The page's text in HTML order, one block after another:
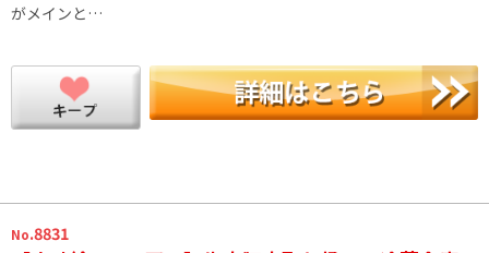
がメインと…
No.8831